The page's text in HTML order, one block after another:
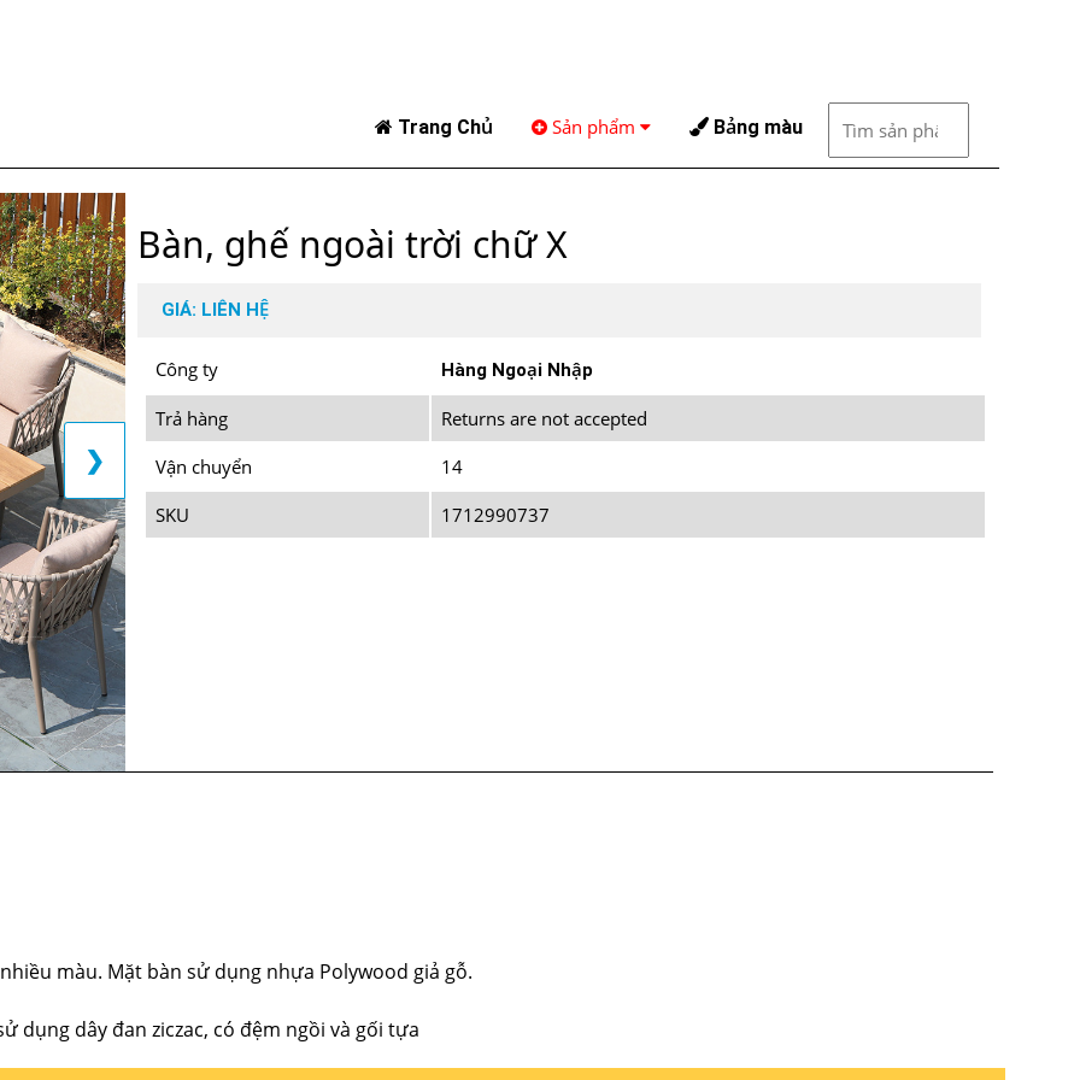
Trang Chủ Sản phẩm Bảng màu
❯
Bàn, ghế ngoài trời chữ X
GIÁ: LIÊN HỆ
Công ty Hàng Ngoại Nhập
Trả hàng
Returns are not accepted
Vận chuyển
14
SKU
1712990737
màu. Mặt bàn sử dụng nhựa Polywood giả gỗ.
dụng dây đan ziczac, có đệm ngồi và gối tựa